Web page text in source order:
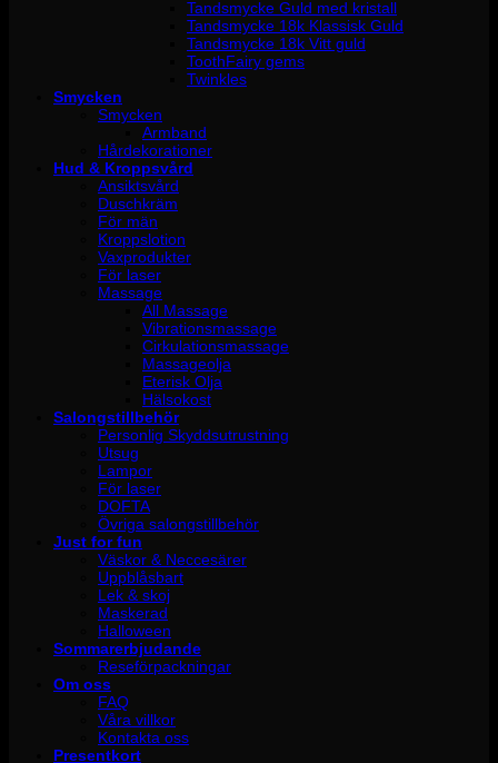
Tandsmycke Guld med kristall
Tandsmycke 18k Klassisk Guld
Tandsmycke 18k Vitt guld
ToothFairy gems
Twinkles
Smycken
Smycken
Armband
Hårdekorationer
Hud & Kroppsvård
Ansiktsvård
Duschkräm
För män
Kroppslotion
Vaxprodukter
För laser
Massage
All Massage
Vibrationsmassage
Cirkulationsmassage
Massageolja
Eterisk Olja
Hälsokost
Salongstillbehör
Personlig Skyddsutrustning
Utsug
Lampor
För laser
DOFTA
Övriga salongstillbehör
Just for fun
Väskor & Neccesärer
Uppblåsbart
Lek & skoj
Maskerad
Halloween
Sommarerbjudande
Reseförpackningar
Om oss
FAQ
Våra villkor
Kontakta oss
Presentkort